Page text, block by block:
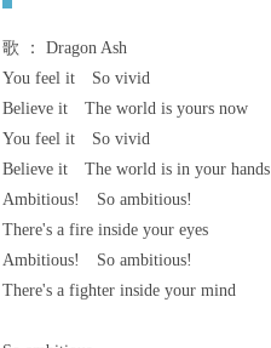
歌 ： Dragon Ash
You feel it So vivid
Believe it The world is yours now
You feel it So vivid
Believe it The world is in your hands
Ambitious! So ambitious!
There's a fire inside your eyes
Ambitious! So ambitious!
There's a fighter inside your mind